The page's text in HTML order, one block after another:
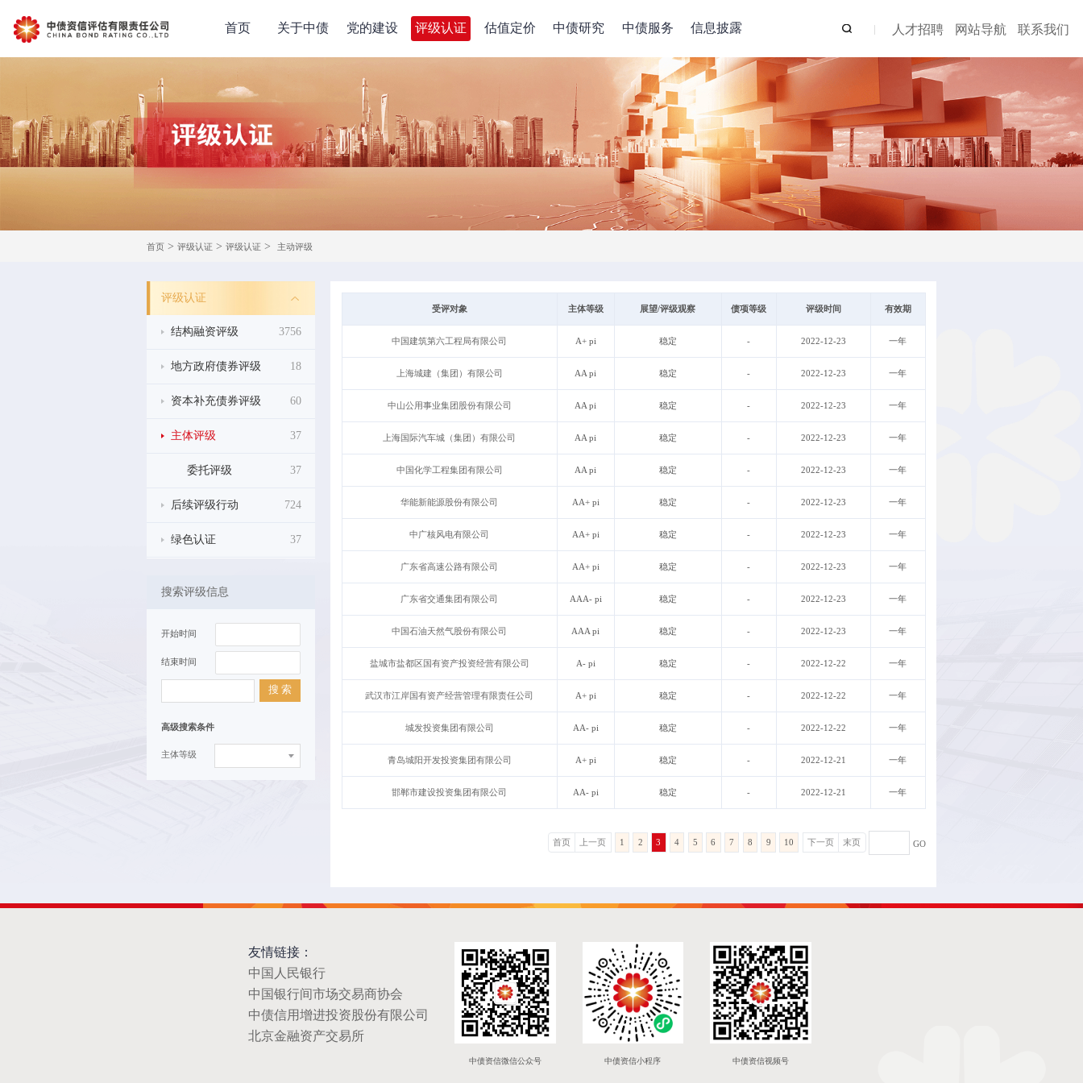
首页 关于中债 党的建设 评级认证 估值定价 中债研究 中债服务 信息披露 人才招聘 网站导航 联系我们
首页 > 评级认证 > 评级认证 > 主动评级
评级认证
结构融资评级 3756
地方政府债券评级 18
资本补充债券评级 60
主体评级 37
委托评级 37
后续评级行动 724
绿色认证 37
搜索评级信息
开始时间
结束时间
搜 索
高级搜索条件
主体等级
受评对象 主体等级 展望/评级观察 债项等级 评级时间 有效期
中国建筑第六工程局有限公司 A+ pi 稳定 - 2022-12-23 一年
上海城建（集团）有限公司 AA pi 稳定 - 2022-12-23 一年
中山公用事业集团股份有限公司 AA pi 稳定 - 2022-12-23 一年
上海国际汽车城（集团）有限公司 AA pi 稳定 - 2022-12-23 一年
中国化学工程集团有限公司 AA pi 稳定 - 2022-12-23 一年
华能新能源股份有限公司 AA+ pi 稳定 - 2022-12-23 一年
中广核风电有限公司 AA+ pi 稳定 - 2022-12-23 一年
广东省高速公路有限公司 AA+ pi 稳定 - 2022-12-23 一年
广东省交通集团有限公司 AAA- pi 稳定 - 2022-12-23 一年
中国石油天然气股份有限公司 AAA pi 稳定 - 2022-12-23 一年
盐城市盐都区国有资产投资经营有限公司 A- pi 稳定 - 2022-12-22 一年
武汉市江岸国有资产经营管理有限责任公司 A+ pi 稳定 - 2022-12-22 一年
城发投资集团有限公司 AA- pi 稳定 - 2022-12-22 一年
青岛城阳开发投资集团有限公司 A+ pi 稳定 - 2022-12-21 一年
邯郸市建设投资集团有限公司 AA- pi 稳定 - 2022-12-21 一年
首页 上一页 1 2 3 4 5 6 7 8 9 10 下一页 末页 GO
友情链接：
中国人民银行
中国银行间市场交易商协会
中债信用增进投资股份有限公司
北京金融资产交易所
中债资信微信公众号 中债资信小程序 中债资信视频号